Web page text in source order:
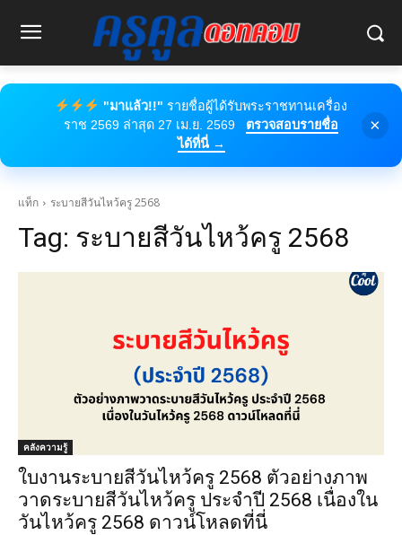
"มาแล้ว!!" รายชื่อผู้ได้รับพระราชทานเครื่อง
ราช 2569 ล่าสุด 27 เม.ย. 2569
ตรวจสอบรายชื่อ
ได้ที่นี่ →
×
แท็ก ระบายสีวันไหว้ครู 2568
Tag: ระบายสีวันไหว้ครู 2568
คลังความรู้
ใบงานระบายสีวันไหว้ครู 2568 ตัวอย่างภาพ
วาดระบายสีวันไหว้ครู ประจำปี 2568 เนื่องใน
วันไหว้ครู 2568 ดาวน์โหลดที่นี่